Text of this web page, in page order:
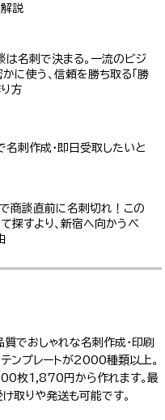
解説
は名刺で決まる。一流のビジ
に使う、信頼を勝ち取る「勝
方
名刺作成・即日受取したいと
で商談直前に名刺切れ！この
探すより、新宿へ向かうべ
でおしゃれな名刺作成・印刷
ンプレートが2000種類以上。
枚1,870円から作れます。最
取りや発送も可能です。